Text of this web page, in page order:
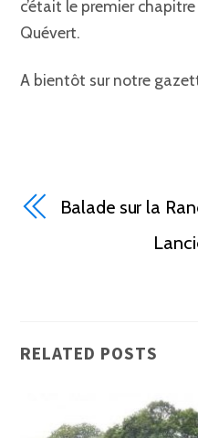
c’était le premier
Quévert.
A bientôt sur notre
Balade sur la
RELATED POSTS